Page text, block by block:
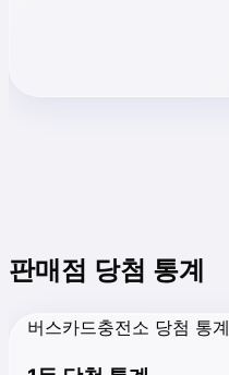
판매점 당첨 통계
버스카드충전소 당첨 통계